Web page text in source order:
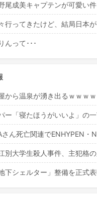
尾成美キャプテンが可愛い件
行ってきたけど、結局日本
んって･･･
から温泉が湧き出るｗｗｗ
ー「寝たほうがいいよ」の
ん死亡関連でENHYPEN・
別大学生殺人事件、主犯格
下シェルター」整備を正式表